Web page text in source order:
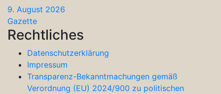
9. August 2026
Gazette
Rechtliches
Datenschutzerklärung
Impressum
Transparenz-Bekanntmachungen gemäß
Verordnung (EU) 2024/900 zu politischen